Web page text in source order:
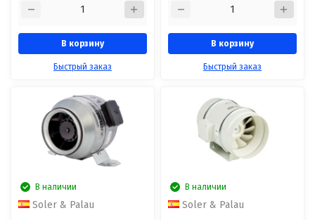
В корзину
Быстрый заказ
В корзину
Быстрый заказ
В наличии
Soler & Palau
В наличии
Soler & Palau